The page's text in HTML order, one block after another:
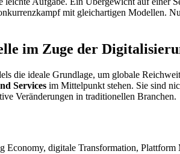
mit gleichartigen Modellen.
im Zuge der
die ideale Grundlage, um globale
Services im Mittelpunkt stehen. Sie sind
Veränderungen in traditionellen Branchen.
digitale Transformation,